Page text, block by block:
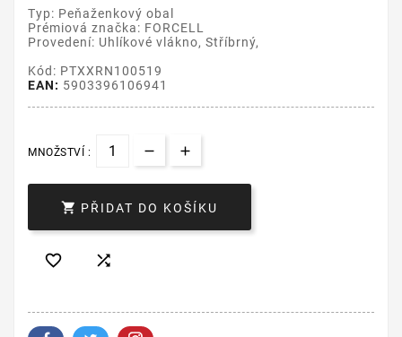
Typ: Peňaženkový obal
Prémiová značka: FORCELL
Provedení: Uhlíkové vlákno, Stříbrný,
Kód: PTXXRN100519
EAN: 5903396106941
MNOŽSTVÍ :
 PŘIDAT DO KOŠÍKU
 